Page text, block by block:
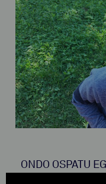
ONDO OSPATU